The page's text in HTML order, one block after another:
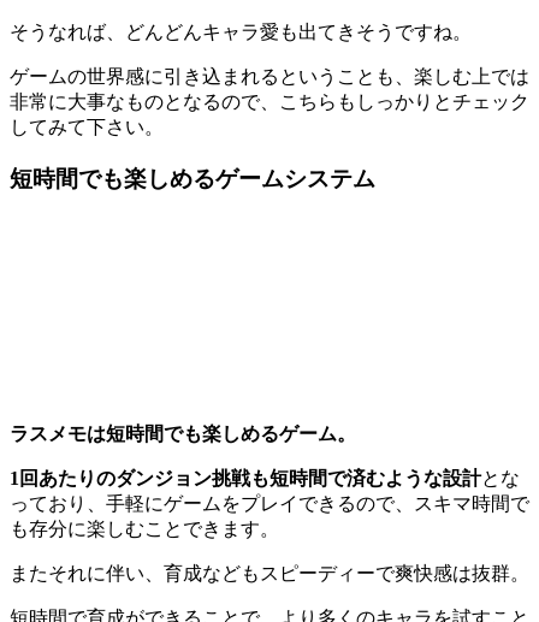
そうなれば、どんどんキャラ愛も出てきそうですね。
ゲームの世界感に引き込まれるということも、楽しむ上では
非常に大事なものとなるので、こちらもしっかりとチェック
してみて下さい。
短時間でも楽しめるゲームシステム
ラスメモは短時間でも楽しめるゲーム。
1回あたりのダンジョン挑戦も短時間で済むような設計とな
っており、手軽にゲームをプレイできるので、スキマ時間で
も存分に楽しむことできます。
またそれに伴い、育成などもスピーディーで爽快感は抜群。
短時間で育成ができることで、より多くのキャラを試すこと